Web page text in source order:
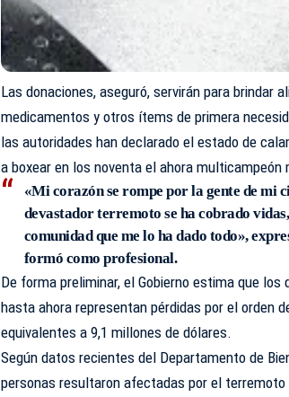
Las donaciones, aseguró, servirán para brindar
medicamentos y otros ítems de primera
las autoridades han declarado el estado de
a boxear en los noventa el ahora multicampeón
«Mi corazón se rompe por la gente de mi
devastador terremoto se ha cobrado
comunidad que me lo ha dado todo»,
formó como profesional.
De forma preliminar, el Gobierno estima que
hasta ahora representan pérdidas por el orden
equivalentes a 9,1 millones de dólares.
Según datos recientes del Departamento de
personas resultaron afectadas por el